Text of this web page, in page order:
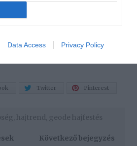
Data Access Privacy Policy
Twitter Pinterest
hajtrend geode hajfestés
Következő bejegyzés